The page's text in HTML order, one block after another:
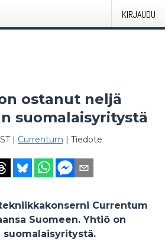
KIRJAUDU
ostanut neljä
suomalaisyritystä
| Currentum | Tiedote
Currentum
Suomeen. Yhtiö on